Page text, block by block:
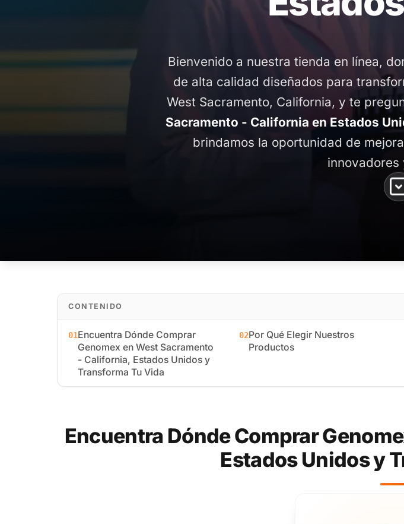
Bienvenido a nuestra tienda en línea,
de alta calidad diseñados para
West Sacramento, California, y te
Sacramento - California en Estados
brindamos la oportunidad de
CONTENIDO
01Encuentra Dónde Comprar
Genomex en West Sacramento
- California, Estados Unidos y
Transforma Tu Vida
02Por Qué Elegir Nuestros
Productos
Encuentra Dónde Comprar
Estados Unidos y